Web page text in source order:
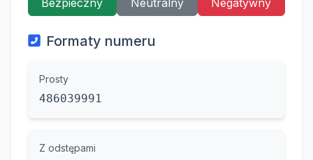
Bezpieczny Neutralny Negatywny
Formaty numeru
Prosty
486039991
Z odstępami